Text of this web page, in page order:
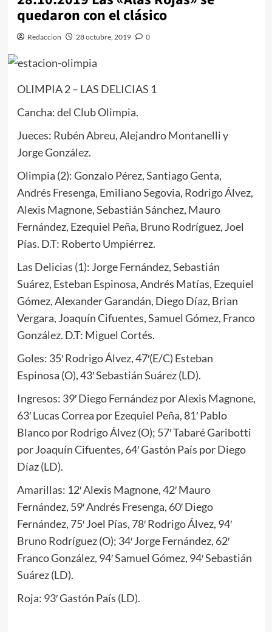
quedaron con el clásico
Redaccion 28 octubre, 2019 0
OLIMPIA 2 – LAS DELICIAS 1
Cancha: del Club Olimpia.
Jueces: Rubén Abreu, Alejandro Montanelli y
Jorge González.
Olimpia (2): Gonzalo Pérez, Santiago Genta,
Andrés Fresenga, Emiliano Segovia, Rodrigo Álvez,
Alexis Magnone, Sebastián Sánchez, Mauro
Fernández, Ezequiel Peña, Bruno Rodríguez, Joel
Pías. D.T: Roberto Umpiérrez.
Las Delicias (1): Jorge Fernández, Sebastián
Suárez, Esteban Espinosa, Andrés Matías, Ezequiel
Gómez, Alexander Garandán, Diego Díaz, Brian
Vergara, Joaquín Cifuentes, Samuel Gómez, Franco
González. D.T: Miguel Cortés.
Goles: 35′ Rodrigo Álvez, 47′(E/C) Esteban
Espinosa (O), 43′ Sebastián Suárez (LD).
Ingresos: 39′ Diego Fernández por Alexis Magnone,
63′ Lucas Correa por Ezequiel Peña, 81′ Pablo
Blanco por Rodrigo Álvez (O); 57′ Tabaré Garibotti
por Joaquín Cifuentes, 64′ Gastón País por Diego
Díaz (LD).
Amarillas: 12′ Alexis Magnone, 42′ Mauro
Fernández, 59′ Andrés Fresenga, 60′ Diego
Fernández, 75′ Joel Pías, 78′ Rodrigo Álvez, 94′
Bruno Rodríguez (O); 34′ Jorge Fernández, 62′
Franco González, 94′ Samuel Gómez, 94′ Sebastián
Suárez (LD).
Roja: 93′ Gastón País (LD).